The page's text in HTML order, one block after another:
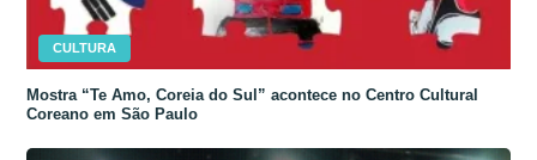
CULTURA
Mostra “Te Amo, Coreia do Sul” acontece no Centro Cultural
Coreano em São Paulo